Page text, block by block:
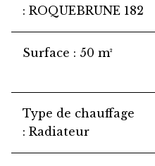
ROQUEBRUNE 182
Surface 50 m²
Type de chauffage
Radiateur